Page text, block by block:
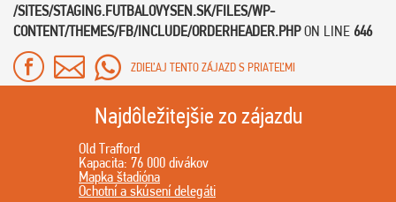
/SITES/STAGING.FUTBALOVYSEN.SK/FILES/WP-
CONTENT/THEMES/FB/INCLUDE/ORDERHEADER.PHPON LINE 646
ZDIEĽAJ TENTO ZÁJAZD S PRIATEĽMI
Najdôležitejšie zo zájazdu
Old Trafford
Kapacita: 76 000 divákov
Mapka štadióna
Ochotní a skúsení delegáti